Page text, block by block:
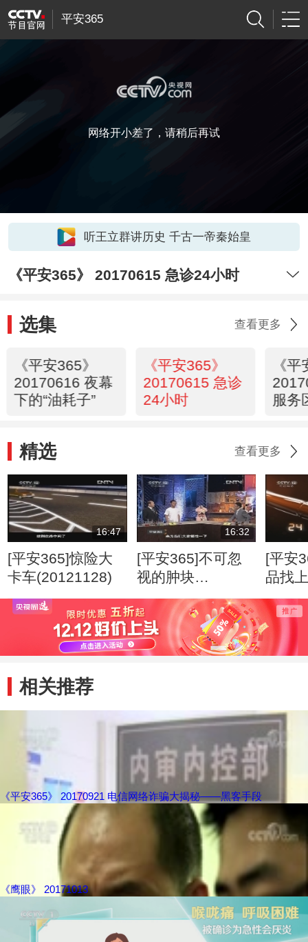
平安365
网络开小差了，请稍后再试
听王立群讲历史 千古一帝秦始皇
《平安365》 20170615 急诊24小时
选集 查看更多
《平安365》
20170616 夜幕
下的“油耗子”
《平安365》
20170615 急诊
24小时
《
服务
精选 查看更多
16:47
[平安365]惊险大
卡车(20121128)
16:32
[平安365]不可忽
视的肿块
(20120807)
[平安
品找
相关推荐
《平安365》 20170921 电信网络诈骗大揭秘——黑客手段
《鹰眼》 20171013